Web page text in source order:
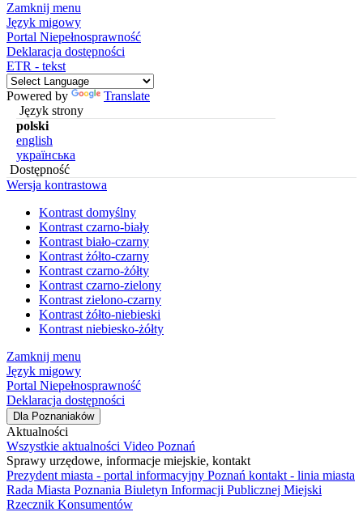
Zamknij menu
Język migowy
Portal Niepełnosprawność
Deklaracja dostępności
ETR - tekst
Powered by
Translate
Język strony
polski
english
українська
Dostępność
Wersja kontrastowa
Kontrast domyślny
Kontrast czarno-biały
Kontrast biało-czarny
Kontrast żółto-czarny
Kontrast czarno-żółty
Kontrast czarno-zielony
Kontrast zielono-czarny
Kontrast żółto-niebieski
Kontrast niebiesko-żółty
Zamknij menu
Język migowy
Portal Niepełnosprawność
Deklaracja dostępności
Dla Poznaniaków
Aktualności
Wszystkie aktualności Video Poznań
Sprawy urzędowe, informacje miejskie, kontakt
Prezydent miasta - portal informacyjny Poznań kontakt - linia miasta
Rada Miasta Poznania Biuletyn Informacji Publicznej Miejski
Rzecznik Konsumentów